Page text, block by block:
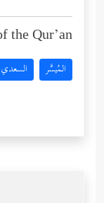
Qur’an:
المُيسَّر السعدي